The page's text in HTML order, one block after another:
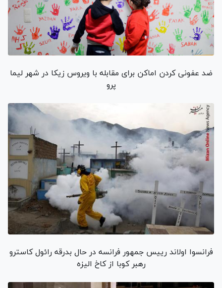
ضد عفونی کردن اماکن برای مقابله با ویروس زیکا در شهر لیما
پرو
فرانسوا اولاند رییس جمهور فرانسه در حال بدرقه رائول کاسترو
رهبر کوبا از کاخ الیزه